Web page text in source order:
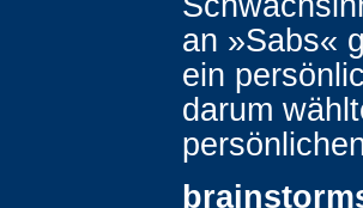
an »Sabs«
ein
darum